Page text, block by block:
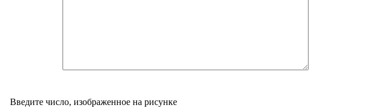
Введите число, изображенное на рисунке